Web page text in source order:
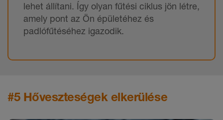
lehet állítani. Így olyan fűtési ciklus jön létre,
amely pont az Ön épületéhez és
padlófűtéséhez igazodik.
#5 Hőveszteségek elkerülése